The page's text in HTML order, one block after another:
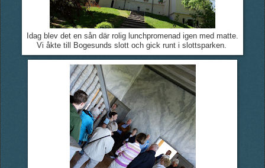
Idag blev det en sån där rolig lunchpromenad igen med matte.
Vi åkte till Bogesunds slott och gick runt i slottsparken.